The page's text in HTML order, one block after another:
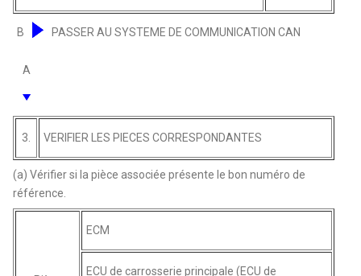
B PASSER AU SYSTEME DE COMMUNICATION CAN
A
3. VERIFIER LES PIECES CORRESPONDANTES
(a) Vérifier si la pièce associée présente le bon numéro de
référence.
ECM
ECU de carrosserie principale (ECU de